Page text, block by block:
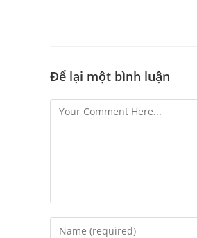
Để lại một bình luận
Comment
Enter